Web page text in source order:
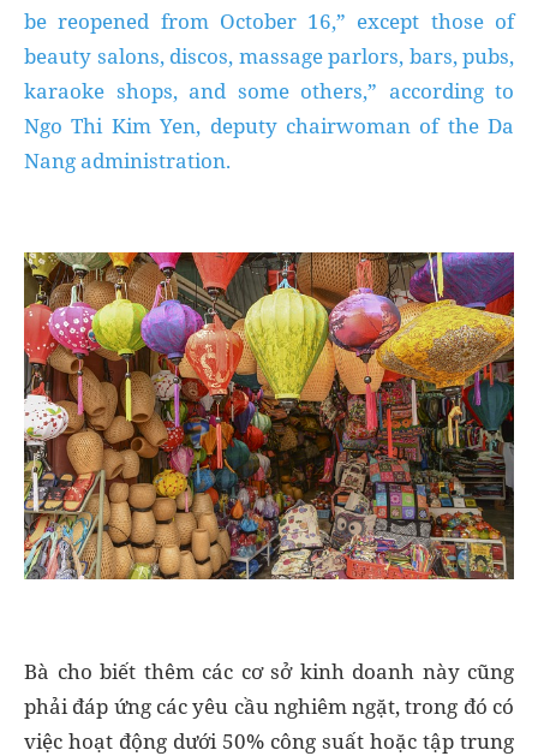
be reopened from October 16,” except those of
beauty salons, discos, massage parlors, bars, pubs,
karaoke shops, and some others,” according to
Ngo Thi Kim Yen, deputy chairwoman of the Da
Nang administration.
Bà cho biết thêm các cơ sở kinh doanh này cũng
phải đáp ứng các yêu cầu nghiêm ngặt, trong đó có
việc hoạt động dưới 50% công suất hoặc tập trung